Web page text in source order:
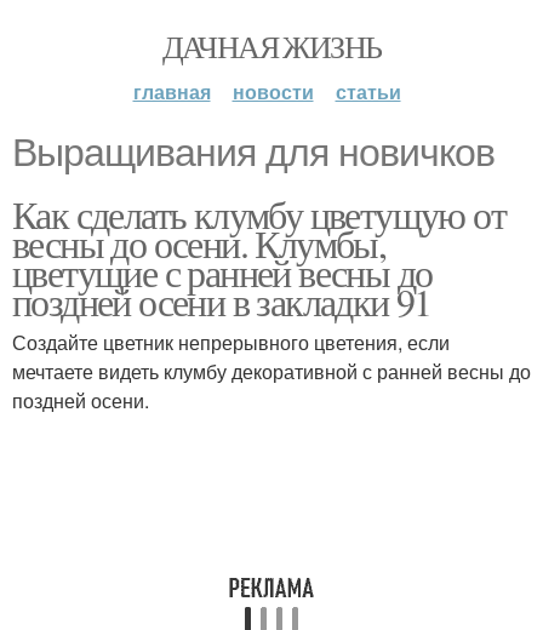
ДАЧНАЯ ЖИЗНЬ
главная новости статьи
Выращивания для новичков
Как сделать клумбу цветущую от
весны до осени. Клумбы,
цветущие с ранней весны до
поздней осени в закладки 91
Создайте цветник непрерывного цветения, если
мечтаете видеть клумбу декоративной с ранней весны до
поздней осени.